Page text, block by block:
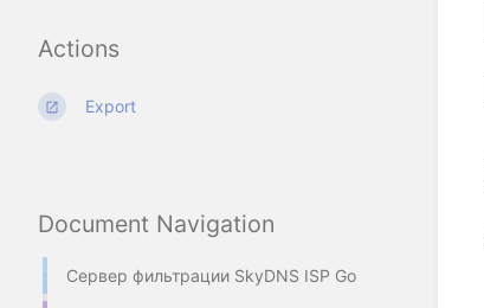
Document Navigation
Сервер фильтрации SkyDNS ISP Go
Actions
Export